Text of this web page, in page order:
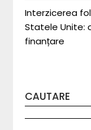
Interzicerea
Statele Unite:
finanțare
CAUTARE